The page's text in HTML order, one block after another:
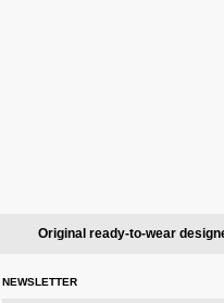
Original ready-to-wear
NEWSLETTER